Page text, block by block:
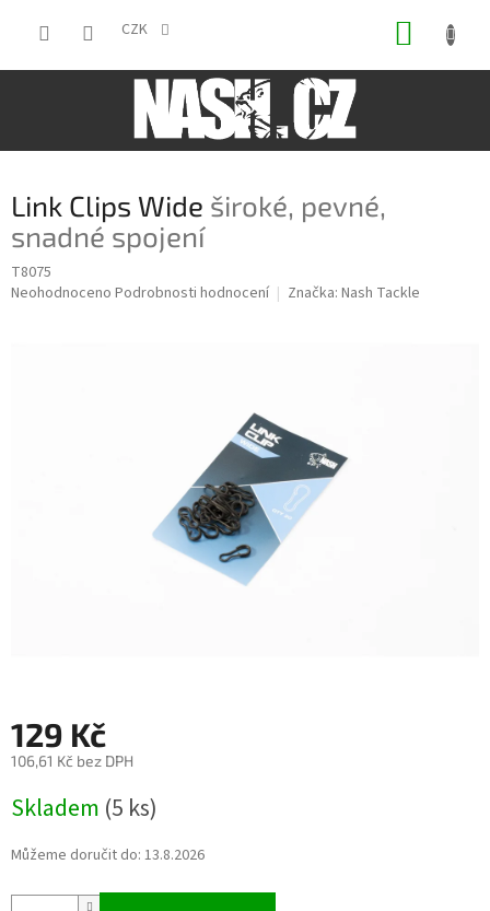
CZK
Link Clips Wide široké, pevné,
snadné spojení
T8075
Průměrné
Neohodnoceno Podrobnosti hodnocení Značka: Nash Tackle
129 Kč
106,61 Kč bez DPH
cena:
Skladem (5 ks)
Můžeme doručit do: 13.8.2026